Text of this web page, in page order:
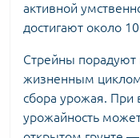
активной
достигают около
Стрейны порадуют
жизненным
сбора урожая.
урожайность